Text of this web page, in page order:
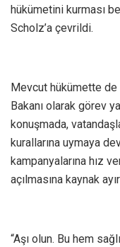
hükümetini kurması
Scholz’a çevrildi.
Mevcut hükümette de
Bakanı olarak görev
konuşmada,
kurallarına uymaya
kampanyalarına hız
açılmasına kaynak
“Aşı olun. Bu hem